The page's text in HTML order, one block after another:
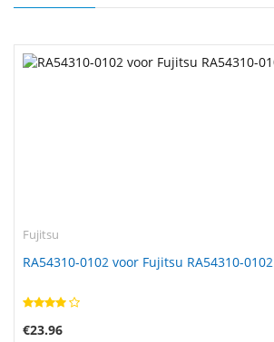
Fujitsu
RA54310-0102 voor Fujitsu RA54310-0102
€23.96